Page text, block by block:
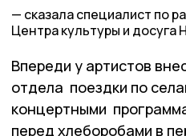
сказала специалист по
Центра культуры и досуга
Впереди у артистов
отдела поездки по
концертными
перед хлеборобами в